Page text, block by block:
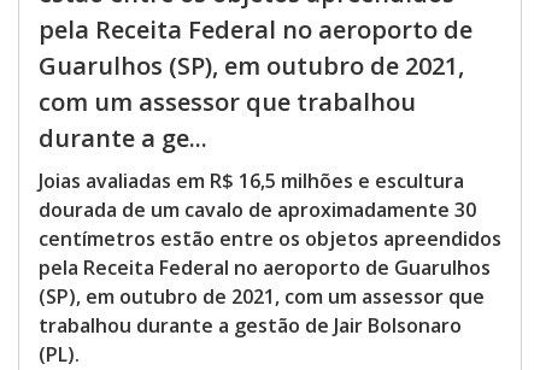
pela Receita Federal no aeroporto de
Guarulhos (SP), em outubro de 2021,
com um assessor que trabalhou
durante a ge...
Joias avaliadas em R$ 16,5 milhões e escultura
dourada de um cavalo de aproximadamente 30
centímetros estão entre os objetos apreendidos
pela Receita Federal no aeroporto de Guarulhos
(SP), em outubro de 2021, com um assessor que
trabalhou durante a gestão de Jair Bolsonaro
(PL).